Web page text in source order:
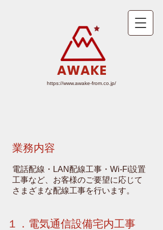
AWAKE
https://www.awake-from.co.jp/
業務内容
電話配線・LAN配線工事・Wi-Fi設置
工事など、お客様のご要望に応じて
さまざまな配線工事を行います。
１．電気通信設備宅内工事